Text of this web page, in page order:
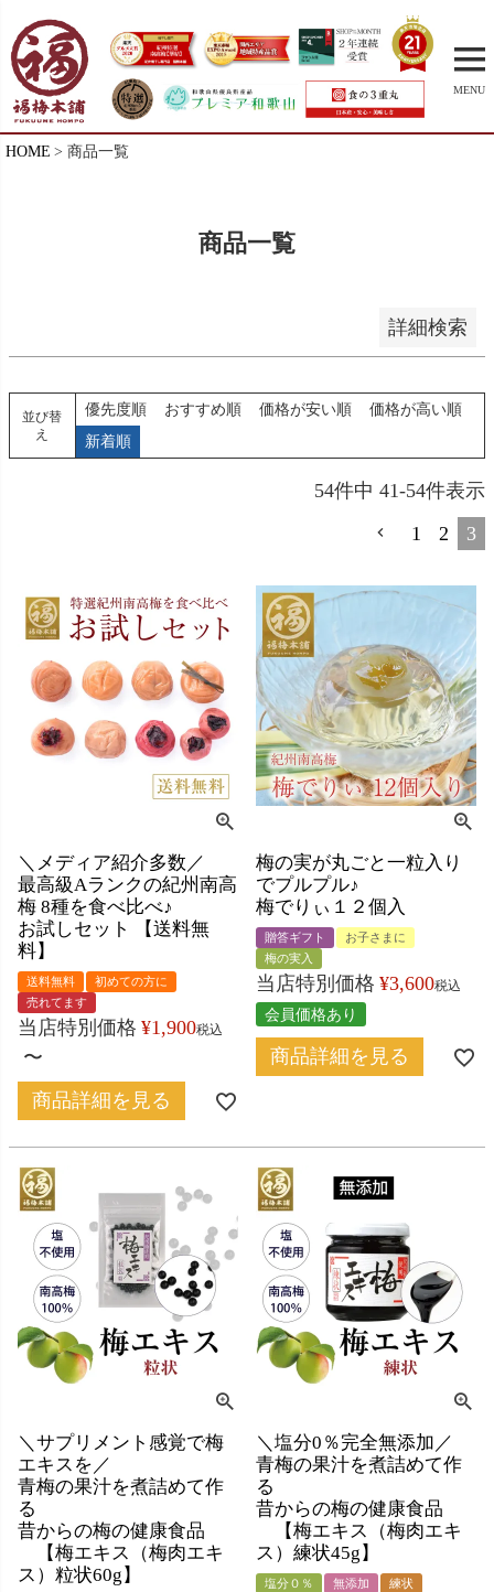
MENU
HOME 商品一覧
商品一覧
詳細検索
並び順
新着順
登録順
価格が安い順
価格が高い順
キーワードヒット順
並び替
え
優先度順 おすすめ順 価格が安い順
価格が高い順
新着順
54件中 41-54件表示
1
2 3
＼メディア紹介多数／
最高級Aランクの紀州南高
梅 8種を食べ比べ♪
お試しセット 【送料無
料】
送料無料
初めての方に
売れてます
当店特別価格 ¥1,900税込
〜
商品詳細を見る
梅の実が丸ごと一粒入り
でプルプル♪
梅でりぃ１２個入
贈答ギフト
お子さまに
梅の実入
当店特別価格 ¥3,600税込
会員価格あり
商品詳細を見る
＼サプリメント感覚で梅
エキスを／
青梅の果汁を煮詰めて作
る
昔からの梅の健康食品
【梅エキス（梅肉エキ
ス）粒状60g】
＼塩分0％完全無添加／
青梅の果汁を煮詰めて作
る
昔からの梅の健康食品
【梅エキス（梅肉エキ
ス）練状45g】
塩分０％ 無添加 練状